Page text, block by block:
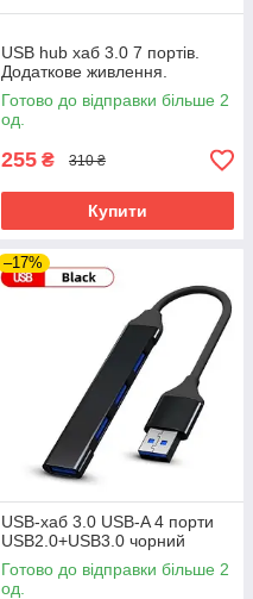
USB hub хаб 3.0 7 портів.
Додаткове живлення.
Готово до відправки більше 2
од.
255 ₴ 310 ₴
Купити
–17%
USB-хаб 3.0 USB-A 4 порти
USB2.0+USB3.0 чорний
Готово до відправки більше 2
од.